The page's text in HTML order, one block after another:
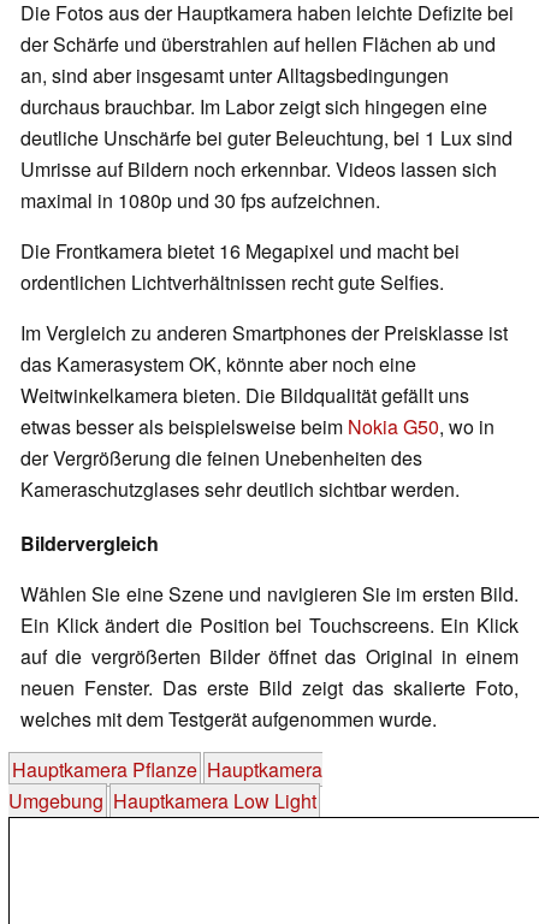
Die Fotos aus der Hauptkamera haben leichte Defizite bei
der Schärfe und überstrahlen auf hellen Flächen ab und
an, sind aber insgesamt unter Alltagsbedingungen
durchaus brauchbar. Im Labor zeigt sich hingegen eine
deutliche Unschärfe bei guter Beleuchtung, bei 1 Lux sind
Umrisse auf Bildern noch erkennbar. Videos lassen sich
maximal in 1080p und 30 fps aufzeichnen.
Die Frontkamera bietet 16 Megapixel und macht bei
ordentlichen Lichtverhältnissen recht gute Selfies.
Im Vergleich zu anderen Smartphones der Preisklasse ist
das Kamerasystem OK, könnte aber noch eine
Weitwinkelkamera bieten. Die Bildqualität gefällt uns
etwas besser als beispielsweise beim Nokia G50, wo in
der Vergrößerung die feinen Unebenheiten des
Kameraschutzglases sehr deutlich sichtbar werden.
Bildervergleich
Wählen Sie eine Szene und navigieren Sie im ersten Bild.
Ein Klick ändert die Position bei Touchscreens. Ein Klick
auf die vergrößerten Bilder öffnet das Original in einem
neuen Fenster. Das erste Bild zeigt das skalierte Foto,
welches mit dem Testgerät aufgenommen wurde.
Hauptkamera Pflanze Hauptkamera
Umgebung Hauptkamera Low Light